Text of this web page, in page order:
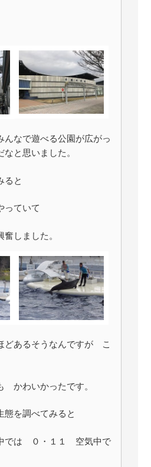
なで遊べる公園が広がっ
と思いました。
ると
っていて
しました。
どあるそうなんですが こ
かわいかったです。
態を調べてみると
では ０・１１ 空気中で